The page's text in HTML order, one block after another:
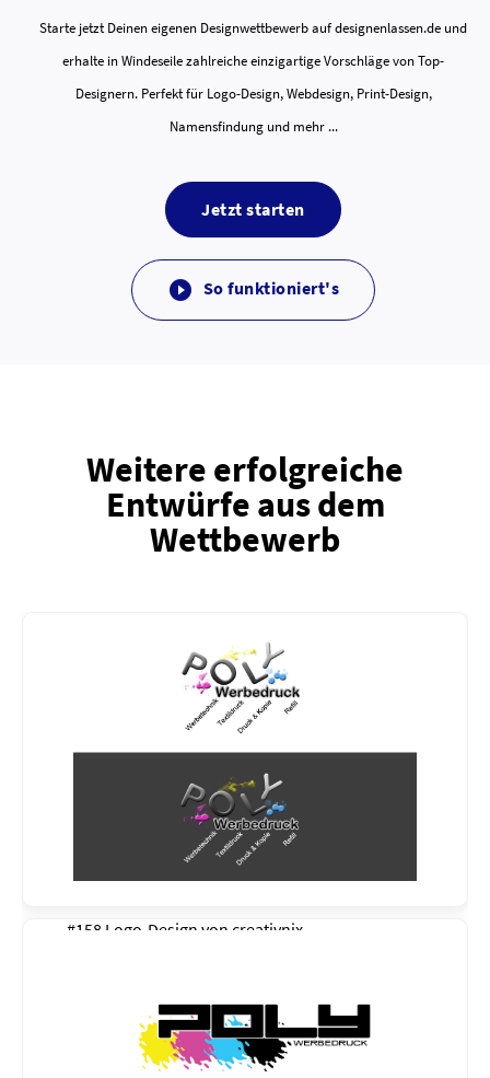
Starte jetzt Deinen eigenen Designwettbewerb auf designenlassen.de und
erhalte in Windeseile zahlreiche einzigartige Vorschläge von Top-
Designern. Perfekt für Logo-Design, Webdesign, Print-Design,
Namensfindung und mehr ...
Jetzt starten
 So funktioniert's
Weitere erfolgreiche
Entwürfe aus dem
Wettbewerb
#158 Logo-Design von creativnix